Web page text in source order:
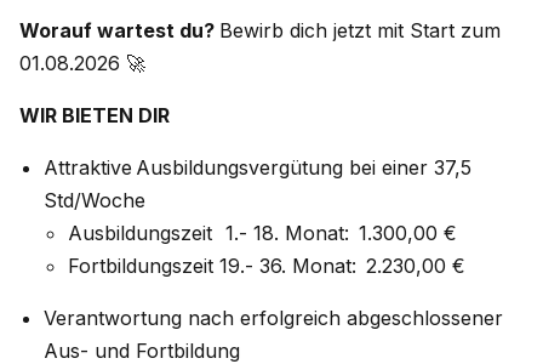
Worauf wartest du? Bewirb dich jetzt mit Start zum
01.08.2026 🚀
WIR BIETEN DIR
Attraktive Ausbildungsvergütung bei einer 37,5
Std/Woche
Ausbildungszeit 1.- 18. Monat: 1.300,00 €
Fortbildungszeit 19.- 36. Monat: 2.230,00 €
Verantwortung nach erfolgreich abgeschlossener
Aus- und Fortbildung